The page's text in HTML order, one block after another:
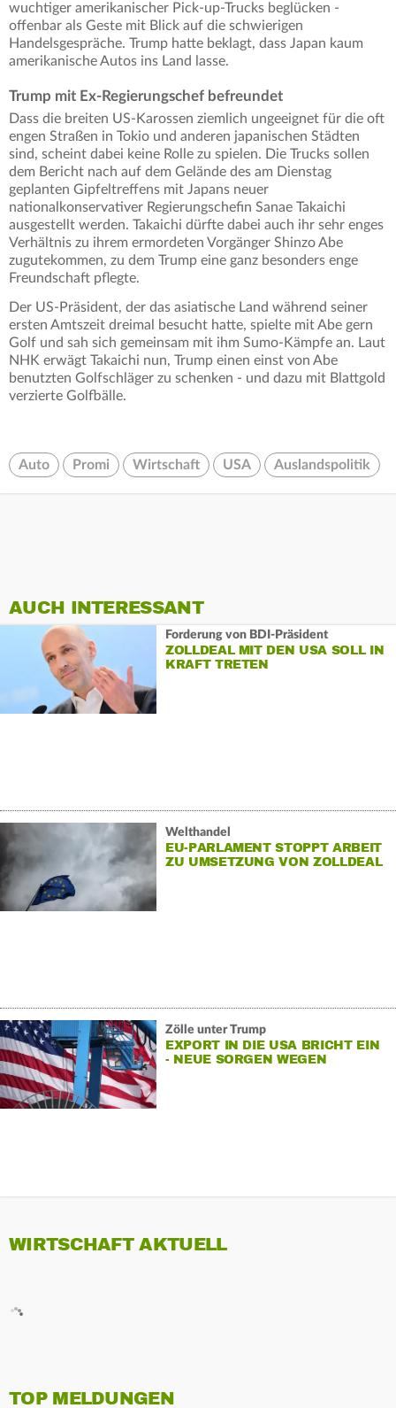
wuchtiger amerikanischer Pick-up-Trucks beglücken -
offenbar als Geste mit Blick auf die schwierigen
Handelsgespräche. Trump hatte beklagt, dass Japan kaum
amerikanische Autos ins Land lasse.
Trump mit Ex-Regierungschef befreundet
Dass die breiten US-Karossen ziemlich ungeeignet für die oft
engen Straßen in Tokio und anderen japanischen Städten
sind, scheint dabei keine Rolle zu spielen. Die Trucks sollen
dem Bericht nach auf dem Gelände des am Dienstag
geplanten Gipfeltreffens mit Japans neuer
nationalkonservativer Regierungschefin Sanae Takaichi
ausgestellt werden. Takaichi dürfte dabei auch ihr sehr enges
Verhältnis zu ihrem ermordeten Vorgänger Shinzo Abe
zugutekommen, zu dem Trump eine ganz besonders enge
Freundschaft pflegte.
Der US-Präsident, der das asiatische Land während seiner
ersten Amtszeit dreimal besucht hatte, spielte mit Abe gern
Golf und sah sich gemeinsam mit ihm Sumo-Kämpfe an. Laut
NHK erwägt Takaichi nun, Trump einen einst von Abe
benutzten Golfschläger zu schenken - und dazu mit Blattgold
verzierte Golfbälle.
Auto Promi Wirtschaft USA Auslandspolitik
AUCH INTERESSANT
Forderung von BDI-Präsident
ZOLLDEAL MIT DEN USA SOLL IN
KRAFT TRETEN
Welthandel
EU-PARLAMENT STOPPT ARBEIT
ZU UMSETZUNG VON ZOLLDEAL
Zölle unter Trump
EXPORT IN DIE USA BRICHT EIN
- NEUE SORGEN WEGEN
WIRTSCHAFT AKTUELL
TOP MELDUNGEN